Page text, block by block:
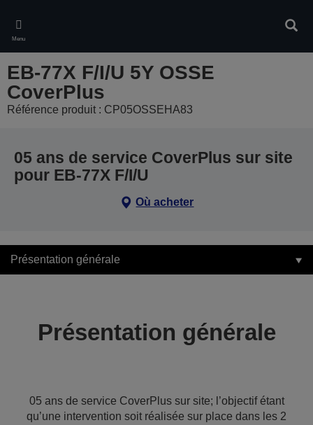
main
content
Menu
EB-77X F/I/U 5Y OSSE
CoverPlus
Référence produit : CP05OSSEHA83
05 ans de service CoverPlus sur site
pour EB-77X F/I/U
Où acheter
Présentation générale
Présentation générale
05 ans de service CoverPlus sur site; l’objectif étant
qu’une intervention soit réalisée sur place dans les 2